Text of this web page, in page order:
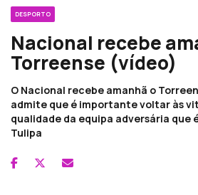
DESPORTO
Nacional recebe
Torreense (vídeo)
O Nacional recebe amanhã o
admite que é importante voltar às
qualidade da equipa adversária que
Tulipa